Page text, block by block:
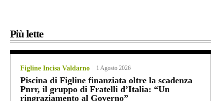
Più lette
Figline Incisa Valdarno 1 Agosto 2026
Piscina di Figline finanziata oltre la scadenza
Pnrr, il gruppo di Fratelli d’Italia: “Un
ringraziamento al Governo”